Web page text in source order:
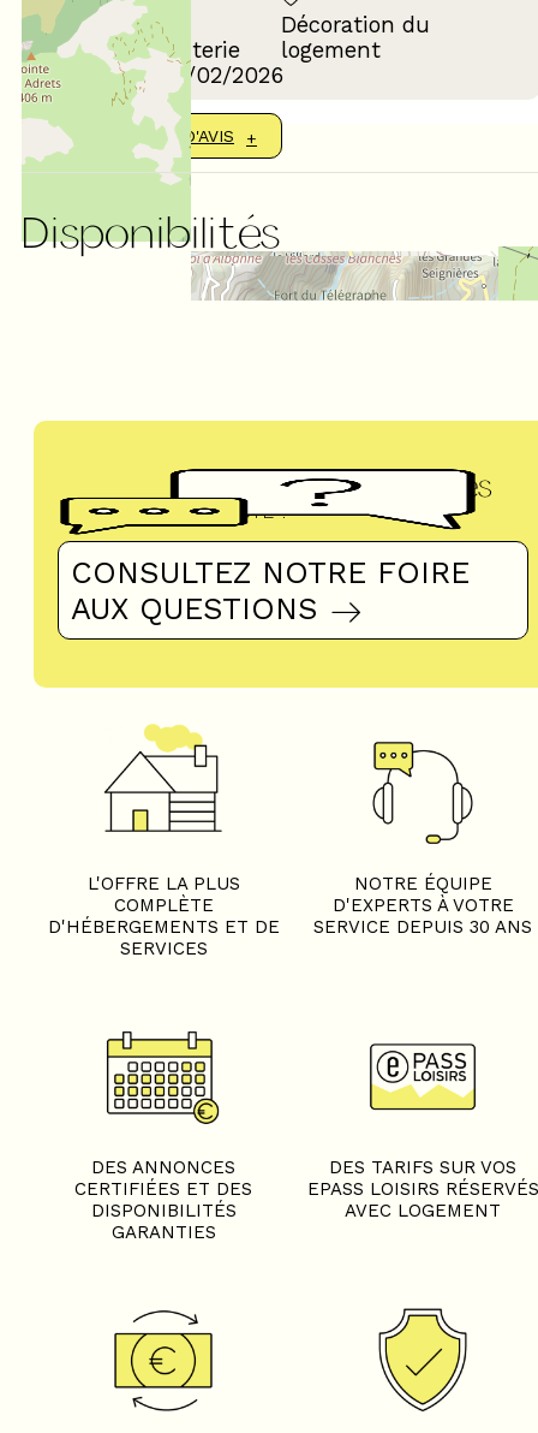
Confort de la literie
Décoration du
logement
Avis écrit le 17/02/2026
AFFICHER PLUS D'AVIS
Disponibilités
Questions fréquentes
UN DOUTE ?
CONSULTEZ NOTRE FOIRE
AUX QUESTIONS
L'OFFRE LA PLUS
COMPLÈTE
D'HÉBERGEMENTS ET DE
SERVICES
NOTRE ÉQUIPE
D'EXPERTS À VOTRE
SERVICE DEPUIS 30 ANS
DES ANNONCES
CERTIFIÉES ET DES
DISPONIBILITÉS
GARANTIES
DES TARIFS SUR VOS
EPASS LOISIRS RÉSERVÉS
AVEC LOGEMENT